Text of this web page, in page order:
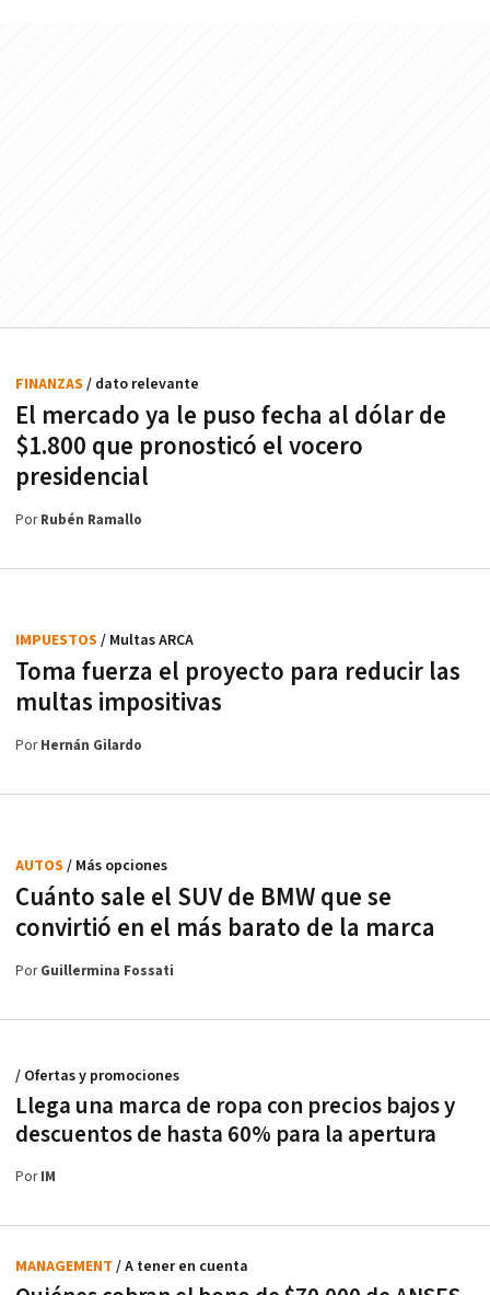
El mercado ya le puso fecha al dólar de
$1.800 que pronosticó el vocero
presidencial
FINANZAS / dato relevante
PorRubén Ramallo
Toma fuerza el proyecto para reducir las
multas impositivas
IMPUESTOS / Multas ARCA
PorHernán Gilardo
Cuánto sale el SUV de BMW que se
convirtió en el más barato de la marca
AUTOS / Más opciones
PorGuillermina Fossati
Llega una marca de ropa con precios bajos y
descuentos de hasta 60% para la apertura
/ Ofertas y promociones
PorIM
MANAGEMENT / A tener en cuenta